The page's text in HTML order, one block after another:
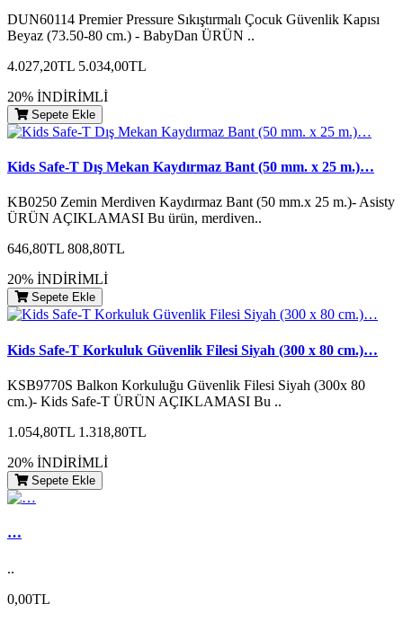
DUN60114 Premier Pressure Sıkıştırmalı Çocuk Güvenlik Kapısı
Beyaz (73.50-80 cm.) - BabyDan ÜRÜN ..
4.027,20TL 5.034,00TL
20% İNDİRİMLİ
Sepete Ekle
Kids Safe-T Dış Mekan Kaydırmaz Bant (50 mm. x 25 m.)…
KB0250 Zemin Merdiven Kaydırmaz Bant (50 mm.x 25 m.)- Asisty
ÜRÜN AÇIKLAMASI Bu ürün, merdiven..
646,80TL 808,80TL
20% İNDİRİMLİ
Sepete Ekle
Kids Safe-T Korkuluk Güvenlik Filesi Siyah (300 x 80 cm.)…
KSB9770S Balkon Korkuluğu Güvenlik Filesi Siyah (300x 80
cm.)- Kids Safe-T ÜRÜN AÇIKLAMASI Bu ..
1.054,80TL 1.318,80TL
20% İNDİRİMLİ
Sepete Ekle
…
..
0,00TL